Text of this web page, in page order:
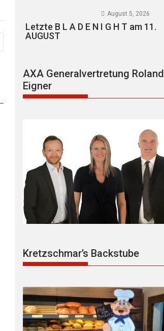
August 5, 2026
Letzte B L A D E N I G H T am 11.
AUGUST
AXA Generalvertretung Roland
Eigner
Kretzschmar’s Backstube